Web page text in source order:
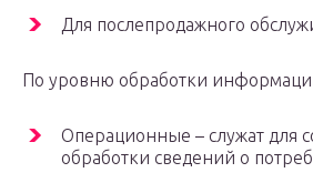
Для послепродажного
По уровню обработки
Операционные – служат для
обработки сведений о